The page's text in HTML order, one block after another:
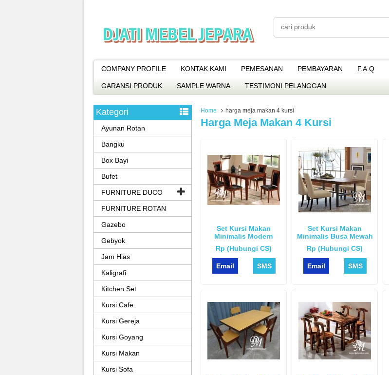
COMPANY PROFILE KONTAK KAMI PEMESANAN PEMBAYARAN F.A.Q
GARANSI PRODUK SAMPLE WARNA TESTIMONI PELANGGAN
Home harga meja makan 4 kursi
Harga Meja Makan 4 Kursi
Set Kursi Makan
Minimalis Modern
Rp (Hubungi CS)
Email SMS
Set Kursi Makan
Minimalis Busa Mewah
Rp (Hubungi CS)
Email SMS
Kategori
Ayunan Rotan
Bangku
Box Bayi
Bufet
FURNITURE DUCO
FURNITURE ROTAN
Gazebo
Gebyok
Jam Hias
Kaligrafi
Kitchen Set
Kursi Cafe
Kursi Gereja
Kursi Goyang
Kursi Makan
Kursi Sofa